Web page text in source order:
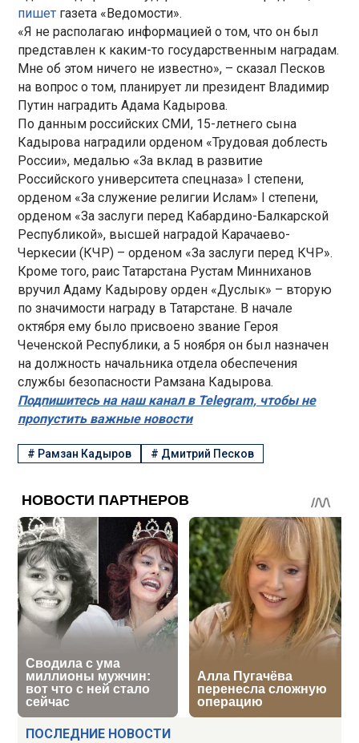
ПОСЛЕДНИЕ НОВОСТИ
пишет газета «Ведомости».
«Я не располагаю информацией о том, что он был
представлен к каким-то государственным наградам.
Мне об этом ничего не известно», – сказал Песков
на вопрос о том, планирует ли президент Владимир
Путин наградить Адама Кадырова.
По данным российских СМИ, 15-летнего сына
Кадырова наградили орденом «Трудовая доблесть
России», медалью «За вклад в развитие
Российского университета спецназа» I степени,
орденом «За служение религии Ислам» I степени,
орденом «За заслуги перед Кабардино-Балкарской
Республикой», высшей наградой Карачаево-
Черкесии (КЧР) – орденом «За заслуги перед КЧР».
Кроме того, раис Татарстана Рустам Минниханов
вручил Адаму Кадырову орден «Дуслык» – вторую
по значимости награду в Татарстане. В начале
октября ему было присвоено звание Героя
Чеченской Республики, а 5 ноября он был назначен
на должность начальника отдела обеспечения
службы безопасности Рамзана Кадырова.
Подпишитесь на наш канал в Telegram, чтобы не
пропустить важные новости
# Рамзан Кадыров # Дмитрий Песков